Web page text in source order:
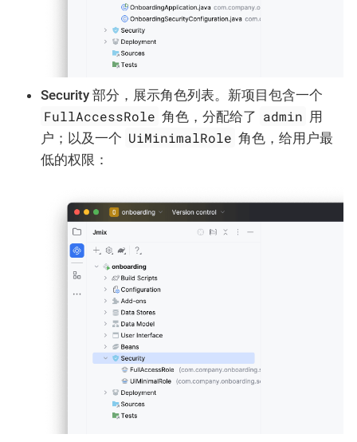
Security 部分，展示角色列表。新项目包含一个
FullAccessRole 角色，分配给了 admin 用
户；以及一个 UiMinimalRole 角色，给用户最
低的权限：